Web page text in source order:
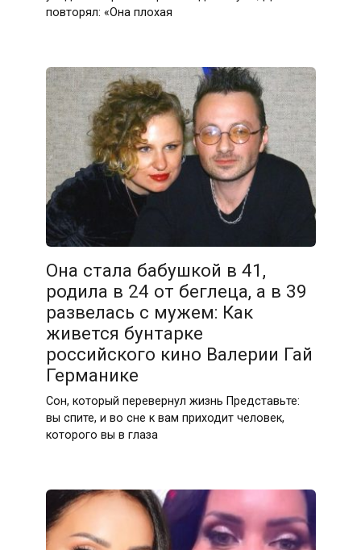
повторял: «Она плохая
Она стала бабушкой в 41,
родила в 24 от беглеца, а в 39
развелась с мужем: Как
живется бунтарке
российского кино Валерии Гай
Германике
Сон, который перевернул жизнь Представьте:
вы спите, и во сне к вам приходит человек,
которого вы в глаза